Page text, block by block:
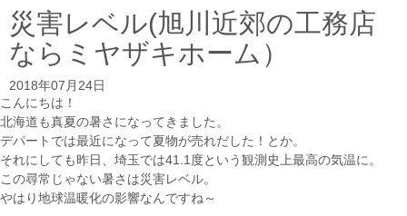
災害レベル(旭川近郊の工務店
ならミヤザキホーム）
2018年07月24日
こんにちは！
北海道も真夏の暑さになってきました。
デパートでは最近になって夏物が売れだした！とか。
それにしても昨日、埼玉では41.1度という観測史上最高の気温に。
この尋常じゃない暑さは災害レベル。
やはり地球温暖化の影響なんですね～